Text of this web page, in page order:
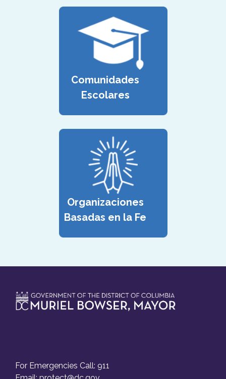
Comunidades
Escolares
Organizaciones
Basadas en la Fe
For Emergencies Call: 911